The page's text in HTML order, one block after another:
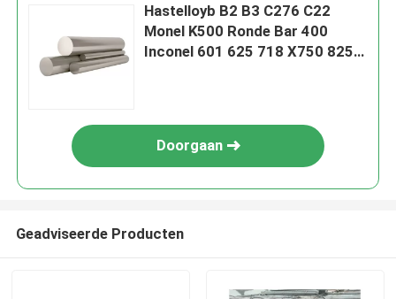
Hastelloyb B2 B3 C276 C22
Monel K500 Ronde Bar 400
Inconel 601 625 718 X750 825
Doorgaan
Geadviseerde Producten